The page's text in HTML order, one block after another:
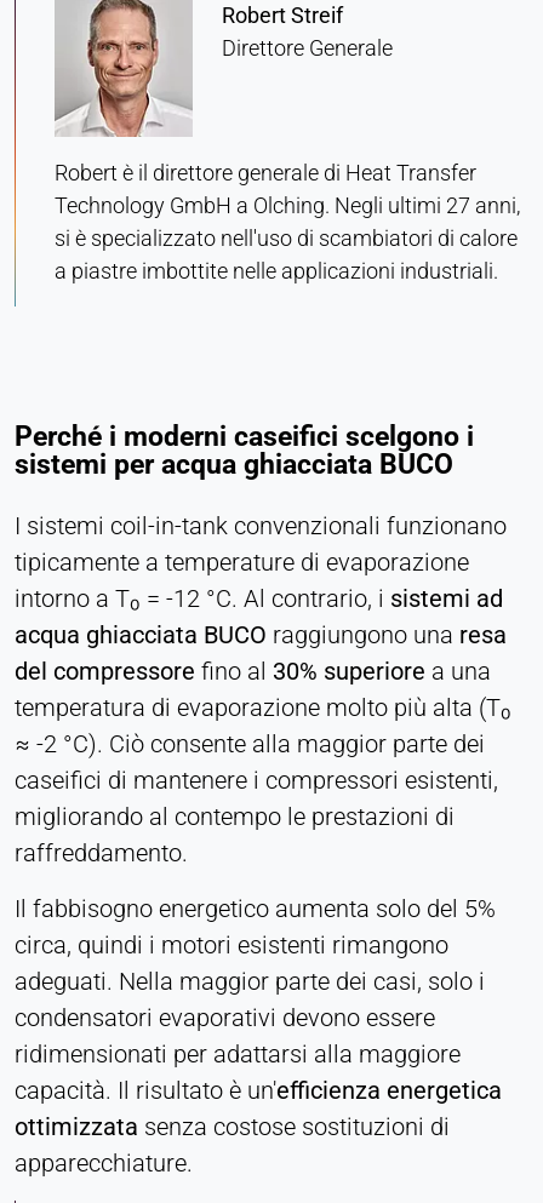
Robert Streif
Direttore Generale
Robert è il direttore generale di Heat Transfer
Technology GmbH a Olching. Negli ultimi 27 anni,
si è specializzato nell'uso di scambiatori di calore
a piastre imbottite nelle applicazioni industriali.
Perché i moderni caseifici scelgono i
sistemi per acqua ghiacciata BUCO
I sistemi coil-in-tank convenzionali funzionano
tipicamente a temperature di evaporazione
intorno a T₀ = -12 °C. Al contrario, i sistemi ad
acqua ghiacciata BUCO raggiungono una resa
del compressore fino al 30% superiore a una
temperatura di evaporazione molto più alta (T₀
≈ -2 °C). Ciò consente alla maggior parte dei
caseifici di mantenere i compressori esistenti,
migliorando al contempo le prestazioni di
raffreddamento.
Il fabbisogno energetico aumenta solo del 5%
circa, quindi i motori esistenti rimangono
adeguati. Nella maggior parte dei casi, solo i
condensatori evaporativi devono essere
ridimensionati per adattarsi alla maggiore
capacità. Il risultato è un'efficienza energetica
ottimizzata senza costose sostituzioni di
apparecchiature.
1 anno
STATISTICHE
web e per migliorare le prestazioni e l'usabilità. I
dati vengono elaborati in forma anonima.
Matomo
Cookie duration:
Sessione
MARKETING
Utilizzato per misurare l'efficacia del marketing e
identificare i visitatori legati all'attività
commerciale.
LinkedIn
Name:
bcookie, li_gc, lidc
Provider:
Purpose:
Monitoraggio delle conversioni
Cookie duration:
1 giorno - 1 anno
Leadinfo
Name:
_li_id.#, _li_id.#.expires, _li_ses.#,